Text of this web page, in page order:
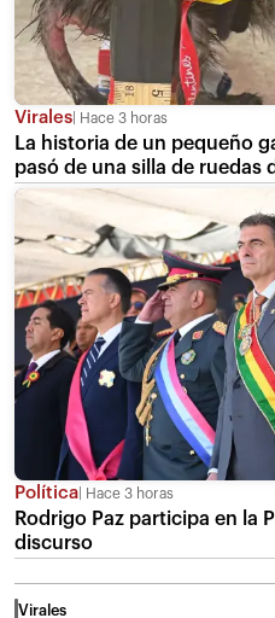
Virales Hace 3 horas
La historia de un pequeño
pasó de una silla de ruedas
Política Hace 3 horas
Rodrigo Paz participa en la
discurso
Virales